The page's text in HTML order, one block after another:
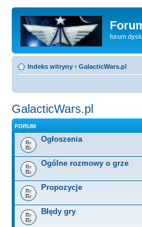
forum
Indeks witryny ‹ GalacticWars.pl
GalacticWars.pl
FORUM
Ogłoszenia
Ogólne rozmowy o grze
Propozycje
Błędy gry